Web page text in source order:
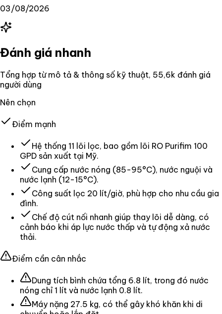
03/08/2026
Đánh giá nhanh
Tổng hợp từ mô tả & thông số kỹ thuật, 55,6k đánh giá
người dùng
Nên chọn
Điểm mạnh
Hệ thống 11 lõi lọc, bao gồm lõi RO Purifim 100
GPD sản xuất tại Mỹ.
Cung cấp nước nóng (85-95°C), nước nguội và
nước lạnh (12-15°C).
Công suất lọc 20 lít/giờ, phù hợp cho nhu cầu gia
đình.
Chế độ cút nối nhanh giúp thay lõi dễ dàng, có
cảnh báo khi áp lực nước thấp và tự động xả nước
thải.
Điểm cần cân nhắc
Dung tích bình chứa tổng 6.8 lít, trong đó nước
nóng chỉ 1 lít và nước lạnh 0.8 lít.
Máy nặng 27.5 kg, có thể gây khó khăn khi di